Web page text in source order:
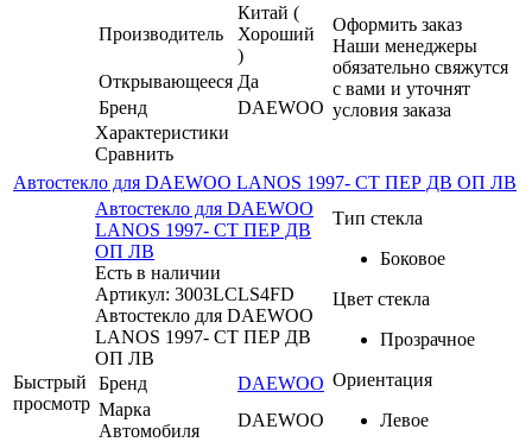
Производитель
Китай (
Хороший
)
Открывающееся Да
Бренд
DAEWOO
Характеристики
Сравнить
Оформить заказ
Наши менеджеры
обязательно свяжутся
с вами и уточнят
условия заказа
Автостекло для DAEWOO LANOS 1997- СТ ПЕР ДВ ОП ЛВ
Быстрый
просмотр
Автостекло для DAEWOO
LANOS 1997- СТ ПЕР ДВ
ОП ЛВ
Есть в наличии
Артикул: 3003LCLS4FD
Автостекло для DAEWOO
LANOS 1997- СТ ПЕР ДВ
ОП ЛВ
Бренд
DAEWOO
Марка
Автомобиля
DAEWOO
Тип стекла
Боковое
Цвет стекла
Прозрачное
Ориентация
Левое